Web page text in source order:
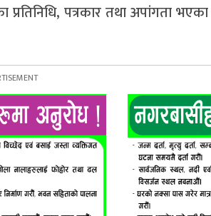
पत्रकार तथा अपांगता